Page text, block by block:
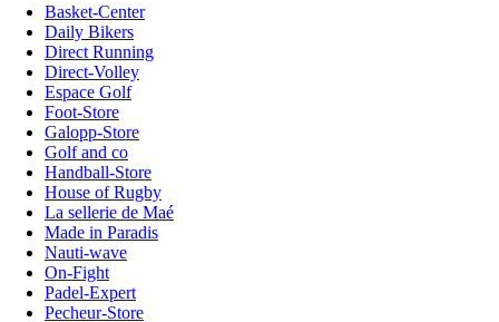
Basket-Center
Daily Bikers
Direct Running
Direct-Volley
Espace Golf
Foot-Store
Galopp-Store
Golf and co
Handball-Store
House of Rugby
La sellerie de Maé
Made in Paradis
Nauti-wave
On-Fight
Padel-Expert
Pecheur-Store